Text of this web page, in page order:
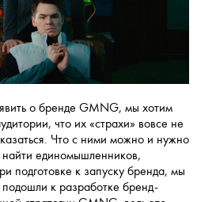
о бренде GMNG, мы хотим
что их «страхи» вовсе не
Что с ними можно и нужно
единомышленников,
подготовке к запуску бренда, мы
к разработке бренд-